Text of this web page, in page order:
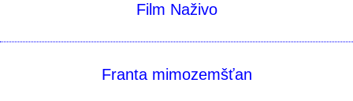
Film Naživo
Franta mimozemšťan